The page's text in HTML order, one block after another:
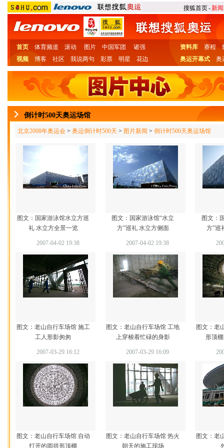
搜狐首页-新闻
首页 体育频道 滚动 图片 中国军团
诸强
视频
博客 社区 我说两句 彩票 明星 花边
资料库 赛程
奥运开幕式
奥
倒计时500天奥运场馆
北京2008年奥运会 > 奥运倒计时500天 > 图片新闻 > 倒计时500天奥运场馆
图文：国家游泳馆水立方巡
礼 水立方全景一览
2007-04-02 19:38
图文：国家游泳馆“水立
方”巡礼 水立方侧面
2007-04-02 19:38
图文：
方”巡
图文：老山自行车场馆 施工
工人形影匆匆
2007-03-29 16:12
图文：老山自行车场馆 工地
上穿梭着忙碌的身影
2007-03-29 16:09
图文：老
形顶
图文：老山自行车场馆 自动
打开的圆拱形顶棚
图文：老山自行车场馆 热火
朝天的施工现场
图文：老